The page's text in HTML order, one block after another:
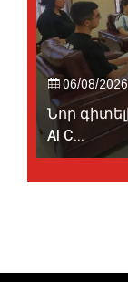
06/08/2026
Նոր
AI C...